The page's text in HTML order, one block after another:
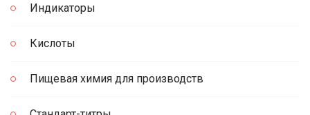
Индикаторы
Кислоты
Пищевая химия для производств